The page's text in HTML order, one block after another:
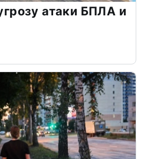
атаки БПЛА и